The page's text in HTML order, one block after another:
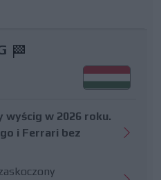
wyścig w 2026 roku.
i Ferrari bez